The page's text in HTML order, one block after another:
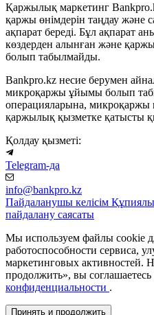
Қаржылық маркетинг
қаржы өнімдерін таңдау және
ақпарат береді. Бұл ақпарат
көздерден алынған және
болып табылмайды.
Bankpro.kz несие берумен
микроқаржы ұйымы болып
операцияларына, микроқаржы
қаржылық қызметке қатысты
Қолдау қызметі:
Telegram-да
info@bankpro.kz
Пайдаланушы келісім
пайдалану саясаты
Мы используем файлы cookie
работоспособности сервиса,
маркетинговых активностей.
продолжить», вы
конфиденциальности .
Принять и продолжить